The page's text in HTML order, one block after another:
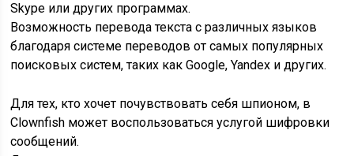
Skype или других программах.
Возможность перевода текста с различных языков
благодаря системе переводов от самых популярных
поисковых систем, таких как Google, Yandex и других.
Для тех, кто хочет почувствовать себя шпионом, в
Clownfish может воспользоваться услугой шифровки
сообщений.